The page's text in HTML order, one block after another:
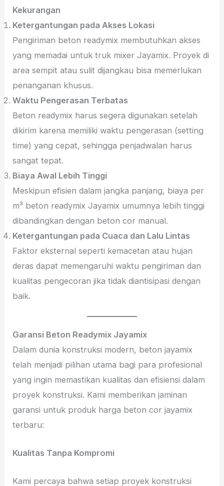
Kekurangan
Ketergantungan pada Akses Lokasi
Pengiriman beton readymix membutuhkan akses
yang memadai untuk truk mixer Jayamix. Proyek di
area sempit atau sulit dijangkau bisa memerlukan
penanganan khusus.
Waktu Pengerasan Terbatas
Beton readymix harus segera digunakan setelah
dikirim karena memiliki waktu pengerasan (setting
time) yang cepat, sehingga penjadwalan harus
sangat tepat.
Biaya Awal Lebih Tinggi
Meskipun efisien dalam jangka panjang, biaya per
m³ beton readymix Jayamix umumnya lebih tinggi
dibandingkan dengan beton cor manual.
Ketergantungan pada Cuaca dan Lalu Lintas
Faktor eksternal seperti kemacetan atau hujan
deras dapat memengaruhi waktu pengiriman dan
kualitas pengecoran jika tidak diantisipasi dengan
baik.
Garansi Beton Readymix Jayamix
Dalam dunia konstruksi modern, beton jayamix
telah menjadi pilihan utama bagi para profesional
yang ingin memastikan kualitas dan efisiensi dalam
proyek konstruksi. Kami memberikan jaminan
garansi untuk produk harga beton cor jayamix
terbaru:
Kualitas Tanpa Kompromi
Kami percaya bahwa setiap proyek konstruksi